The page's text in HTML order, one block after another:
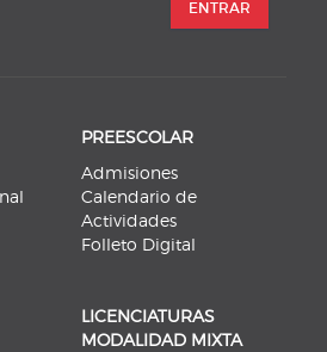
ENTRAR
PREESCOLAR
Admisiones
Calendario de
Actividades
Folleto Digital
LICENCIATURAS
MODALIDAD MIXTA